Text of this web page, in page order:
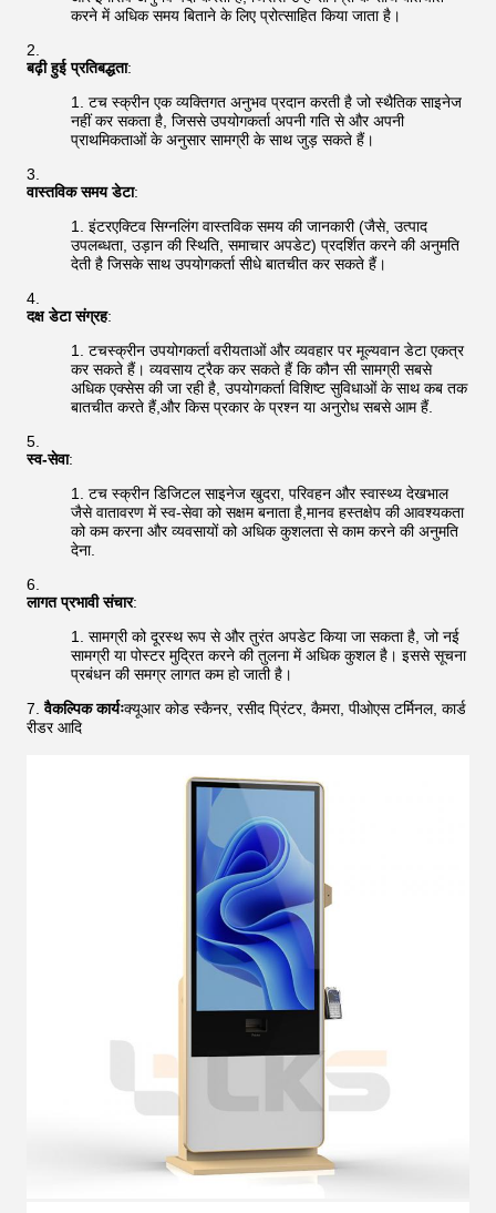
करने में अधिक समय बिताने के लिए प्रोत्साहित किया जाता है।
बढ़ी हुई प्रतिबद्धता:
टच स्क्रीन एक व्यक्तिगत अनुभव प्रदान करती है जो स्थैतिक साइनेज
नहीं कर सकता है, जिससे उपयोगकर्ता अपनी गति से और अपनी
प्राथमिकताओं के अनुसार सामग्री के साथ जुड़ सकते हैं।
वास्तविक समय डेटा:
इंटरएक्टिव सिग्नलिंग वास्तविक समय की जानकारी (जैसे, उत्पाद
उपलब्धता, उड़ान की स्थिति, समाचार अपडेट) प्रदर्शित करने की अनुमति
देती है जिसके साथ उपयोगकर्ता सीधे बातचीत कर सकते हैं।
दक्ष डेटा संग्रह:
टचस्क्रीन उपयोगकर्ता वरीयताओं और व्यवहार पर मूल्यवान डेटा एकत्र
कर सकते हैं। व्यवसाय ट्रैक कर सकते हैं कि कौन सी सामग्री सबसे
अधिक एक्सेस की जा रही है, उपयोगकर्ता विशिष्ट सुविधाओं के साथ कब तक
बातचीत करते हैं,और किस प्रकार के प्रश्न या अनुरोध सबसे आम हैं.
स्व-सेवा:
टच स्क्रीन डिजिटल साइनेज खुदरा, परिवहन और स्वास्थ्य देखभाल
जैसे वातावरण में स्व-सेवा को सक्षम बनाता है,मानव हस्तक्षेप की आवश्यकता
को कम करना और व्यवसायों को अधिक कुशलता से काम करने की अनुमति
देना.
लागत प्रभावी संचार:
सामग्री को दूरस्थ रूप से और तुरंत अपडेट किया जा सकता है, जो नई
सामग्री या पोस्टर मुद्रित करने की तुलना में अधिक कुशल है। इससे सूचना
प्रबंधन की समग्र लागत कम हो जाती है।
वैकल्पिक कार्यःक्यूआर कोड स्कैनर, रसीद प्रिंटर, कैमरा, पीओएस टर्मिनल, कार्ड
रीडर आदि